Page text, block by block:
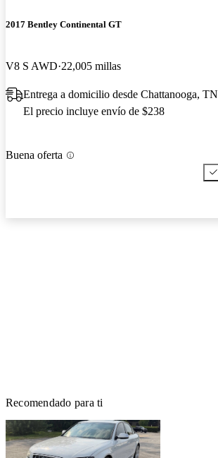
2017 Bentley Continental GT
V8 S AWD 22,005 millas
Entrega a domicilio desde Chattanooga, TN
El precio incluye envío de $238
Buena oferta
Recomendado para ti